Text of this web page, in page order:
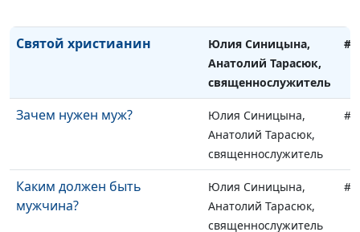
Святой христианин
Юлия Синицына,
Анатолий Тарасюк,
священнослужитель
Зачем нужен муж?
Юлия Синицына,
Анатолий Тарасюк,
священнослужитель
Каким должен быть
мужчина?
Юлия Синицына,
Анатолий Тарасюк,
священнослужитель